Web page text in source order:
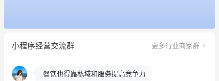
小程序经营交流群 更多行业商家群
这个营销策划案例推荐大家看一下
用有赞就能在微信、小红书同时经营了
餐饮也得靠私域和服务提高竞争力